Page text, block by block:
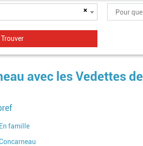
×
avec les Vedettes de
À partir de
En famille